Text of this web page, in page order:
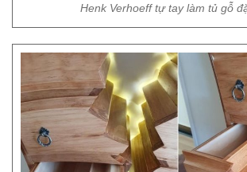
Henk Verhoeff tự tay làm tủ gỗ